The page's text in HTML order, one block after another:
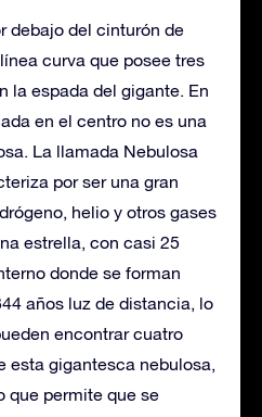
debajo del cinturón de
curva que posee tres
la espada del gigante. En
en el centro no es una
La llamada Nebulosa
por ser una gran
helio y otros gases
estrella, con casi 25
donde se forman
años luz de distancia, lo
encontrar cuatro
esta gigantesca nebulosa,
que permite que se